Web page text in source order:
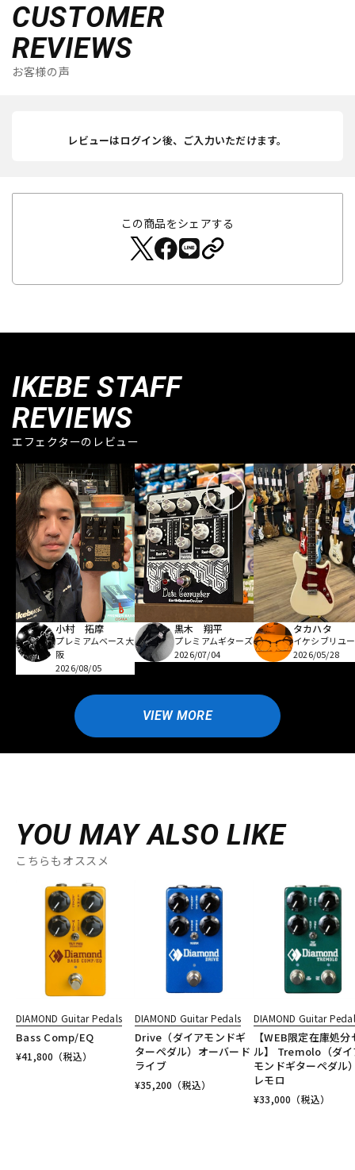
CUSTOMER
REVIEWS
お客様の声
レビューはログイン後、ご入力いただけます。
この商品をシェアする
IKEBE STAFF
REVIEWS
エフェクターのレビュー
小村 拓摩
プレミアムベース大
阪
2026/08/05
黒木 翔平
プレミアムギターズ
2026/07/04
タカハタ
イケシブリユ
2026/05/28
VIEW MORE
YOU MAY ALSO LIKE
こちらもオススメ
DIAMOND Guitar Pedals
Bass Comp/EQ
¥41,800 （税込）
DIAMOND Guitar Pedals
Drive（ダイアモンドギ
ターペダル）オーバード
ライブ
¥35,200 （税込）
DIAMOND Guitar
【WEB限定在庫処分
ル】 Tremolo（ダイ
モンドギターペダル
レモロ
¥33,000 （税込）